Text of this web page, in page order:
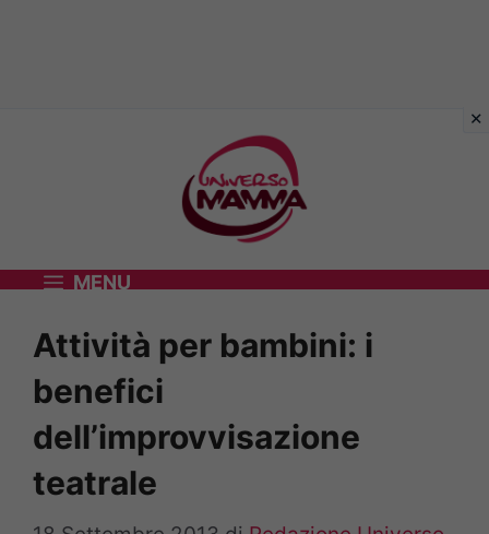
MENU
Attività per bambini: i
benefici
dell’improvvisazione
teatrale